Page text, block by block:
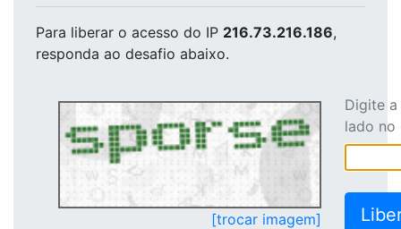
Para liberar o acesso do IP 216.73.216.186,
responda ao desafio abaixo.
[trocar imagem]
Digite
lado no